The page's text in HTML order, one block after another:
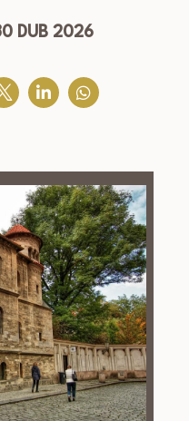
DUB 2026